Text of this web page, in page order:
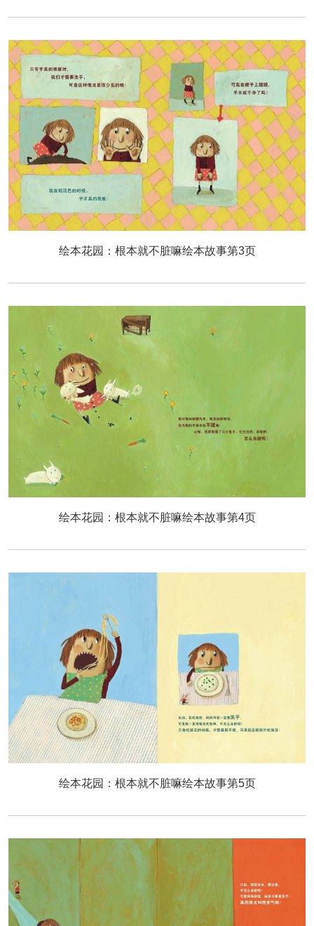
绘本花园：根本就不脏嘛绘本故事第3页
绘本花园：根本就不脏嘛绘本故事第4页
绘本花园：根本就不脏嘛绘本故事第5页